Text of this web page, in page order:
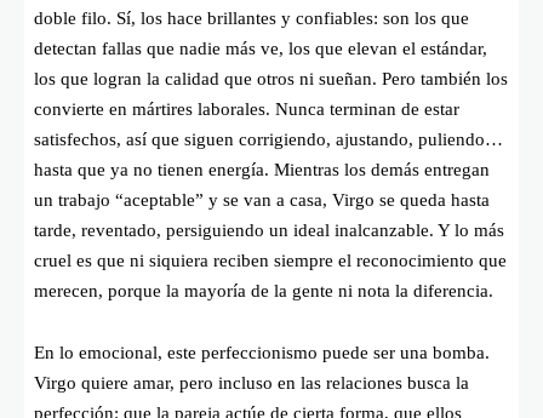
doble filo. Sí, los hace brillantes y confiables: son los que
detectan fallas que nadie más ve, los que elevan el estándar,
los que logran la calidad que otros ni sueñan. Pero también los
convierte en mártires laborales. Nunca terminan de estar
satisfechos, así que siguen corrigiendo, ajustando, puliendo…
hasta que ya no tienen energía. Mientras los demás entregan
un trabajo “aceptable” y se van a casa, Virgo se queda hasta
tarde, reventado, persiguiendo un ideal inalcanzable. Y lo más
cruel es que ni siquiera reciben siempre el reconocimiento que
merecen, porque la mayoría de la gente ni nota la diferencia.
En lo emocional, este perfeccionismo puede ser una bomba.
Virgo quiere amar, pero incluso en las relaciones busca la
perfección: que la pareja actúe de cierta forma, que ellos